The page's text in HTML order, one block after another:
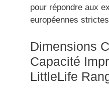
pour répondre aux
européennes
Dimensions
Capacité
LittleLife